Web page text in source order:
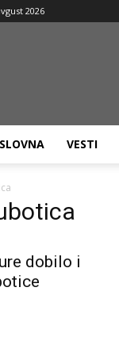
2026
VESTI
dobilo i